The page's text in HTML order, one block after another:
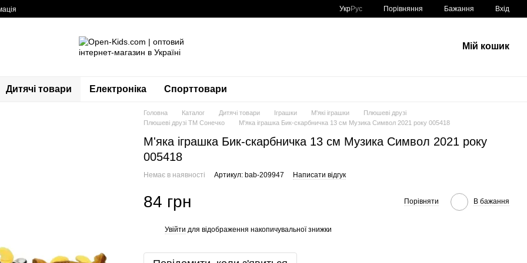
УкрРус Порівняння Бажання Вхід
Мій кошик
Дитячі товари Електроніка Спорттовари
Головна Каталог Дитячі товари Іграшки М'які іграшки
Плюшеві друзі
Плюшеві друзі ТМ Сонечко
М'яка іграшка Бик-скарбничка 13 см Музика Символ 2021 року 005418
М'яка іграшка Бик-скарбничка 13 см Музика Символ 2021 року
005418
Немає в наявності Артикул: bab-209947 Написати відгук
84 грн Порівняти В бажання
Увійти для відображення накопичувальної знижки